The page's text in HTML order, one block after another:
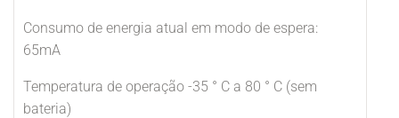
Consumo de energia atual em modo de espera:
65mA
Temperatura de operação -35 ° C a 80 ° C (sem
bateria)